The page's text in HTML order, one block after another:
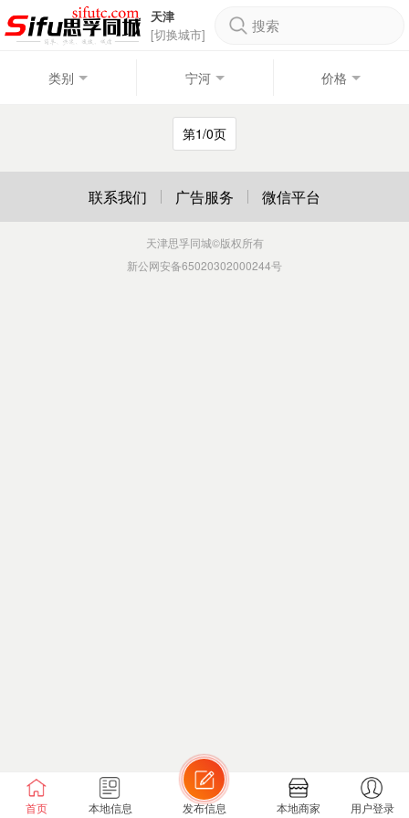
天津
[切换城市]
搜索
类别 宁河 价格
第1/0页
首页 本地信息 发布信息 本地商家 用户登录
联系我们 广告服务 微信平台
天津思孚同城©版权所有
新公网安备65020302000244号